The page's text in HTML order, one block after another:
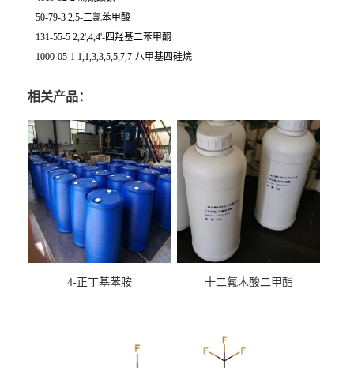
50-79-3 2,5-二氯苯甲酸
131-55-5 2,2',4,4'-四羟基二苯甲酮
1000-05-1 1,1,3,3,5,5,7,7-八甲基四硅烷
相关产品：
4-正丁基苯胺 十二氟木酸二甲酯